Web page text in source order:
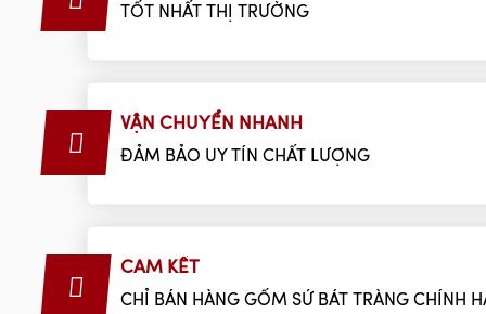
TỐT NHẤT THỊ TRƯỜNG
VẬN CHUYỂN NHANH
ĐẢM BẢO UY TÍN CHẤT LƯỢNG
CAM KẾT
CHỈ BÁN HÀNG GỐM SỨ BÁT TRÀNG CHÍNH